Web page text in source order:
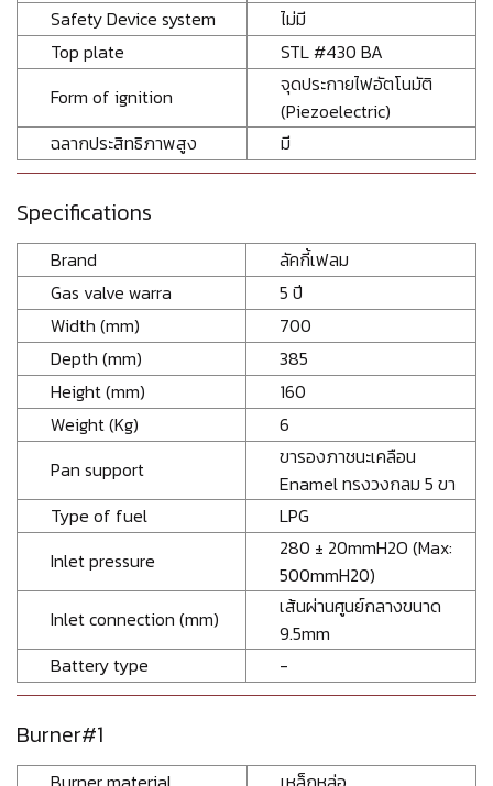
Safety Device system
ไม่มี
Top plate
STL #430 BA
Form of ignition
จุดประกายไฟอัตโนมัติ
(Piezoelectric)
ฉลากประสิทธิภาพสูง
มี
Specifications
Brand
ลัคกี้เฟลม
Gas valve warra
5 ปี
Width (mm)
700
Depth (mm)
385
Height (mm)
160
Weight (Kg)
6
Pan support
ขารองภาชนะเคลือน
Enamel ทรงวงกลม 5 ขา
Type of fuel
LPG
Inlet pressure
280 ± 20mmH2O (Max:
500mmH20)
Inlet connection (mm)
เส้นผ่านศูนย์กลางขนาด
9.5mm
Battery type
-
Burner#1